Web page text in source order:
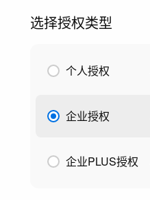
选择授权类型
个人授权
企业授权
企业PLUS授权